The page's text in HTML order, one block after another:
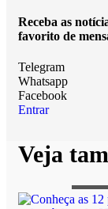
Receba as
favorito de
Telegram
Whatsapp
Facebook
Entrar
Veja